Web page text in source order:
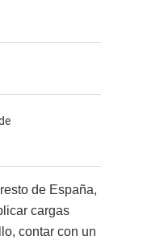
de España,
cargas
contar con un